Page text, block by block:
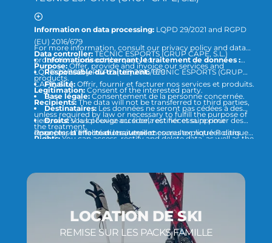
Information on data processing: LQPD 29/2021 and RGPD
(EU) 2016/679
Data controller: TÈCNIC ESPORTS (GRUP CAPE, S.L.)
Purpose: Offer, provide and invoice our services and
products.
Legitimation: Consent of the interested party.
Recipients: The data will not be transferred to third parties,
unless required by law or necessary to fulfill the purpose of
the treatment.
Rights: You can access, rectify and delete data, as well as the
For more information, consult our privacy policy and data
protection or direct the query to
Informations concernant le traitement de données :
LQPD 29/2021 y RGPD (UE) 2016/679
Responsable du traitement:TÈCNIC ESPORTS (GRUP
CAPE, S.L.)
Finalité: Offrir, fournir et facturer nos services et produits.
Base légale: Consentement de la personne concernée.
Destinataires: Les données ne seront pas cédées à des
tiers, sauf si la loi l’exige ou si cela est nécessaire pour
respecter la finalité du traitement.
Droits:Vous pouvez accéder, rectifier et supprimer des
données, et effectuer les autres mesures expliquées dans
Pour plus d’informations, veuillez consulter notre Politique
LOCATION DE SKI
REMISE SUR LES PACKS FAMILLE